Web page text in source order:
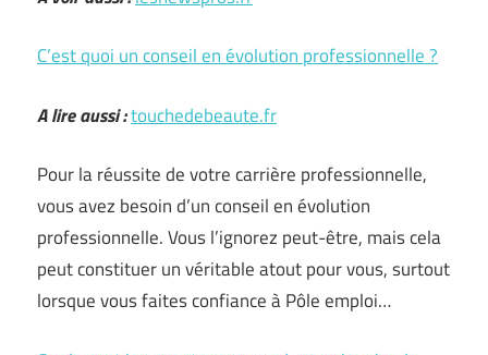
C’est quoi un conseil en évolution professionnelle ?
A lire aussi :touchedebeaute.fr
Pour la réussite de votre carrière professionnelle,
vous avez besoin d’un conseil en évolution
professionnelle. Vous l’ignorez peut-être, mais cela
peut constituer un véritable atout pour vous, surtout
lorsque vous faites confiance à Pôle emploi…